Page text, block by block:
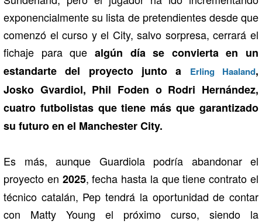
exponencialmente su lista de pretendientes desde que
comenzó el curso y el City, salvo sorpresa, cerrará el
fichaje para que algún día se convierta en un
estandarte del proyecto junto a
Erling Haaland,
Josko Gvardiol, Phil Foden o Rodri Hernández,
cuatro futbolistas que tiene más que garantizado
su futuro en el Manchester City.
Es más, aunque Guardiola podría abandonar el
proyecto en 2025, fecha hasta la que tiene contrato el
técnico catalán, Pep tendrá la oportunidad de contar
con Matty Young el próximo curso, siendo la